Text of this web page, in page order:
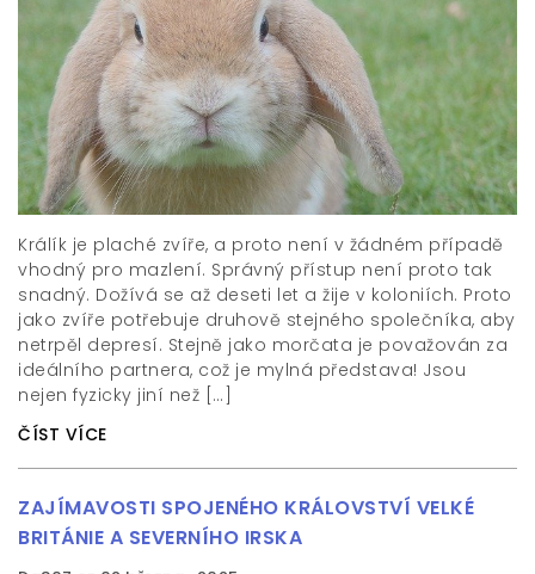
Králík je plaché zvíře, a proto není v žádném případě
vhodný pro mazlení. Správný přístup není proto tak
snadný. Dožívá se až deseti let a žije v koloniích. Proto
jako zvíře potřebuje druhově stejného společníka, aby
netrpěl depresí. Stejně jako morčata je považován za
ideálního partnera, což je mylná představa! Jsou
nejen fyzicky jiní než […]
ČÍST VÍCE
ZAJÍMAVOSTI SPOJENÉHO KRÁLOVSTVÍ VELKÉ
BRITÁNIE A SEVERNÍHO IRSKA